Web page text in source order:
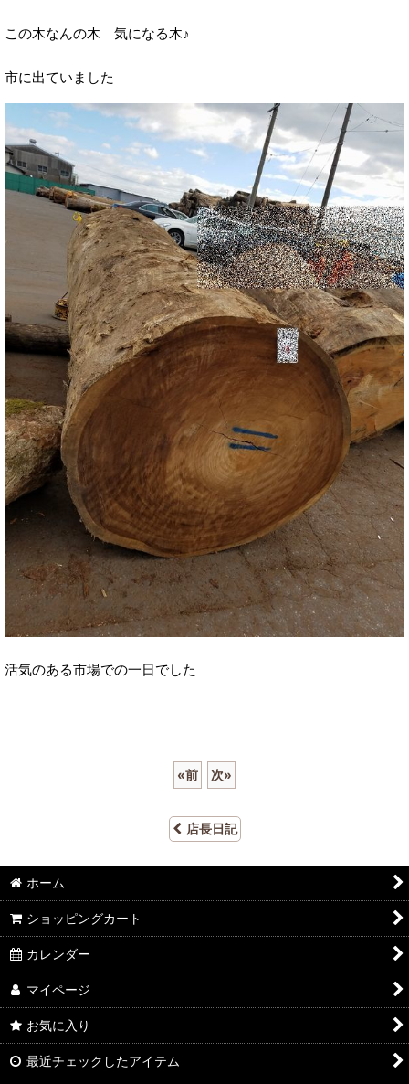
この木なんの木 気になる木♪
市に出ていました
活気のある市場での一日でした
«前 次»
店長日記
ホーム
ショッピングカート
カレンダー
マイページ
お気に入り
最近チェックしたアイテム